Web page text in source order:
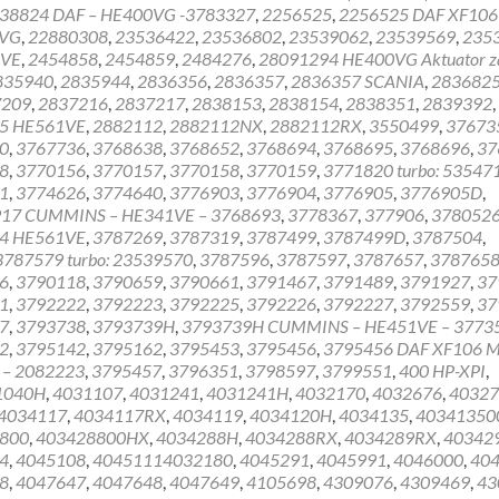
DAF – HE400VG -3783327, 2256525, 2256525 DAF
, 22880308, 23536422, 23536802, 23539062, 23539569,
, 2454858, 2454859, 2484276, 28091294 HE400VG Aktuator
, 2835944, 2836356, 2836357, 2836357 SCANIA,
, 2837216, 2837217, 2838153, 2838154, 2838351, 2839392,
HE561VE, 2882112, 2882112NX, 2882112RX, 3550499,
, 3767736, 3768638, 3768652, 3768694, 3768695, 3768696,
, 3770156, 3770157, 3770158, 3770159, 3771820 turbo:
, 3774626, 3774640, 3776903, 3776904, 3776905, 3776905D,
CUMMINS – HE341VE – 3768693, 3778367, 377906,
HE561VE, 3787269, 3787319, 3787499, 3787499D, 3787504,
turbo: 23539570, 3787596, 3787597, 3787657, 3787658
, 3790118, 3790659, 3790661, 3791467, 3791489, 3791927,
, 3792222, 3792223, 3792225, 3792226, 3792227, 3792559,
, 3793738, 3793739H, 3793739H CUMMINS – HE451VE –
, 3795142, 3795162, 3795453, 3795456, 3795456 DAF XF106
– 2082223, 3795457, 3796351, 3798597, 3799551,400 HP-XPI,
,4031107,4031241,4031241H,4032170,4032676,
,4034117RX,4034119,4034120H,4034135,
,403428800HX,4034288H,4034288RX,4034289RX,
,4045108,40451114032180,4045291,4045991,4046000,
,4047647,4047648,4047649,4105698,4309076,4309469,